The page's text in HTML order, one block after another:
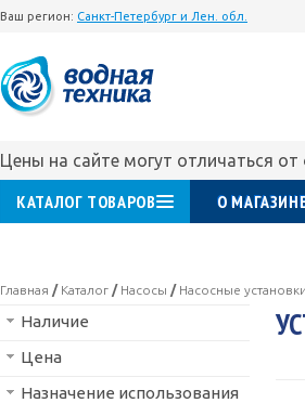
Ваш регион: Санкт-Петербург и Лен. обл.
Цены на сайте могут отличаться
КАТАЛОГ ТОВАРОВ О
Главная / Каталог / Насосы / Насосные
Наличие
Цена
Назначение использования